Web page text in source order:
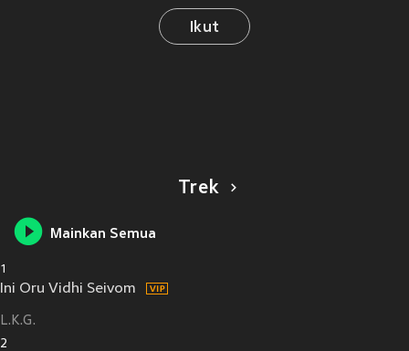
Ikut
Trek
Mainkan Semua
1
Ini Oru Vidhi Seivom
L.K.G.
2